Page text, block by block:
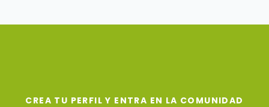
CREA TU PERFIL Y ENTRA EN LA COMUNIDAD